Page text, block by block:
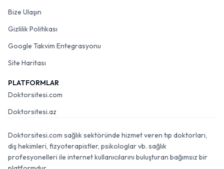
Bize Ulaşın
Gizlilik Politikası
Google Takvim Entegrasyonu
Site Haritası
PLATFORMLAR
Doktorsitesi.com
Doktorsitesi.az
Doktorsitesi.com sağlık sektöründe hizmet veren tıp doktorları,
diş hekimleri, fizyoterapistler, psikologlar vb. sağlık
profesyonelleri ile internet kullanıcılarını buluşturan bağımsız bir